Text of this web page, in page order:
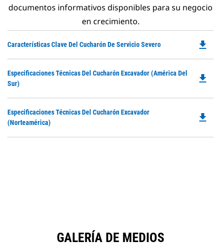
documentos informativos disponibles para su negocio
en crecimiento.
Características Clave Del Cucharón De Servicio Severo file_download
Especificaciones Técnicas Del Cucharón Excavador (América Del
Sur)
file_download
Especificaciones Técnicas Del Cucharón Excavador
(Norteamérica)
file_download
GALERÍA DE MEDIOS